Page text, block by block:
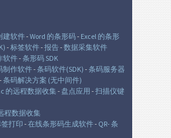
建软件-Word 的条形码- Excel 的条形
-标签软件-报告-数据采集软件
软件-条形码 SDK
制作软件-条码软件(SDK) -条码服务器
-条码解决方案 (无中间件)
的远程数据收集- 盘点应用 -扫描仪键
程数据收集
打印 -在线条形码生成软件- QR- 条